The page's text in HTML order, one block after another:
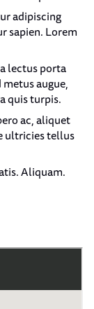
adipiscing
sapien. Lorem
lectus porta
augue,
quis turpis.
ac, aliquet
ultricies tellus
Aliquam.